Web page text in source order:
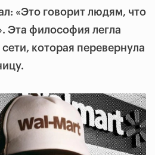
«Это говорит людям, что
Эта философия легла
которая перевернула